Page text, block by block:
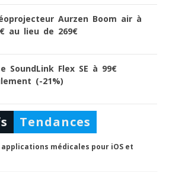
Aurzen Boom air à
au lieu de 269€
SoundLink Flex SE à 99€
(-21%)
Tendances
médicales pour iOS et